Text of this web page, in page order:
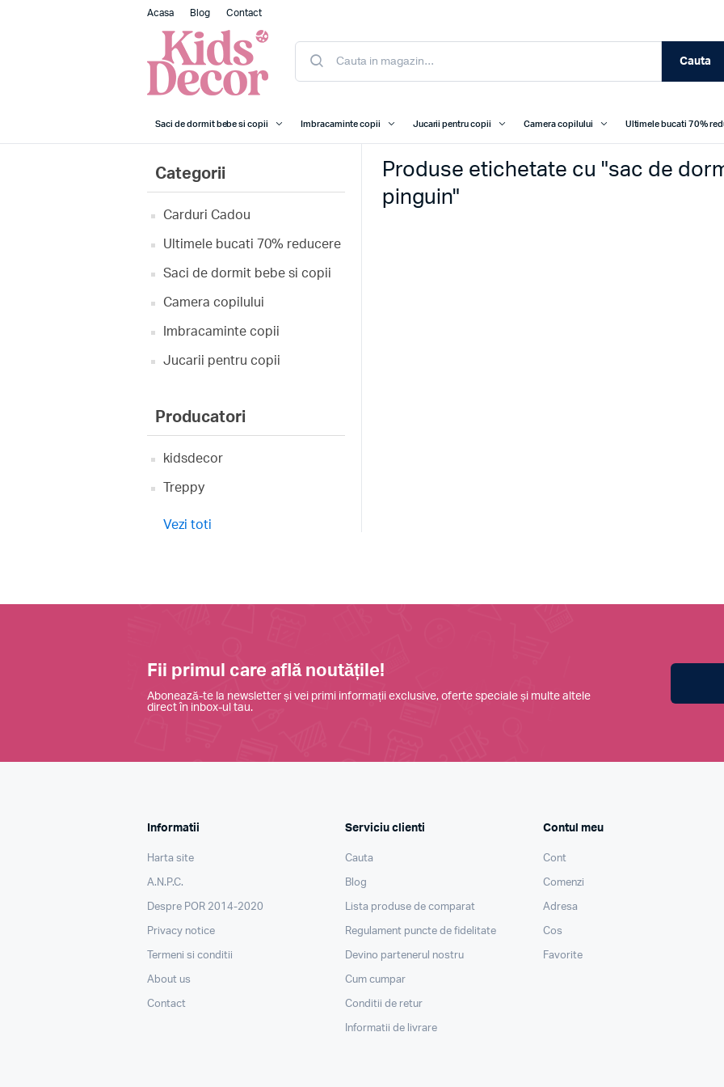
Acasa Blog Contact
Cauta
Saci de dormit bebe si copii Imbracaminte copii Jucarii pentru copii Camera copilului Ultimele bucati 70%
Categorii
Carduri Cadou
Ultimele bucati 70% reducere
Saci de dormit bebe si copii
Camera copilului
Imbracaminte copii
Jucarii pentru copii
Producatori
kidsdecor
Treppy
Vezi toti
Produse etichetate cu "sac de
pinguin"
Fii primul care află noutățile!
Abonează-te la newsletter și vei primi informații exclusive, oferte speciale și multe altele
direct în inbox-ul tau.
Informatii
Harta site
A.N.P.C.
Despre POR 2014-2020
Privacy notice
Termeni si conditii
About us
Contact
Serviciu clienti
Cauta
Blog
Lista produse de comparat
Regulament puncte de fidelitate
Devino partenerul nostru
Cum cumpar
Conditii de retur
Informatii de livrare
Contul meu
Cont
Comenzi
Adresa
Cos
Favorite